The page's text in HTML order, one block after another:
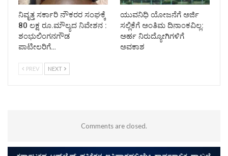
ನಿವೃತ್ತ ಸರ್ಕಾರಿ ನೌಕರರ ಸಂಘಕ್ಕೆ
80 ಲಕ್ಷ ರೂ.ಮೌಲ್ಯದ ನಿವೇಶನ :
ಶಂಭುಲಿಂಗನಗೌಡ
ಪಾಟೀಲರಿಗೆ…
ಯುವನಿಧಿ ಯೋಜನೆಗೆ ಅರ್ಜಿ
ಸಲ್ಲಿಕೆಗೆ ಅಂತಿಮ ದಿನಾಂಕವಿಲ್ಲ:
ಅರ್ಹ ನಿರುದ್ಯೋಗಿಗಳಿಗೆ
ಅವಕಾಶ
PREV NEXT
Comments are closed.